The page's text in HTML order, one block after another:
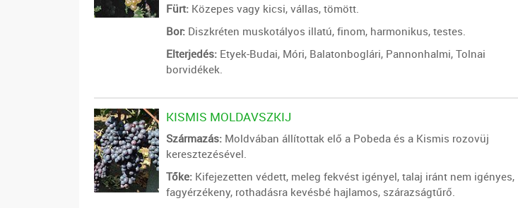
Fürt:Közepes vagy kicsi, vállas, tömött.
Bor:Diszkréten muskotályos illatú, finom, harmonikus, testes.
Elterjedés:Etyek-Budai, Móri, Balatonboglári, Pannonhalmi, Tolnai
borvidékek.
KISMIS MOLDAVSZKIJ
Származás:Moldvában állítottak elő a Pobeda és a Kismis rozovüj
keresztezésével.
Tőke:Kifejezetten védett, meleg fekvést igényel, talaj iránt nem igényes,
fagyérzékeny, rothadásra kevésbé hajlamos, szárazságtűrő.